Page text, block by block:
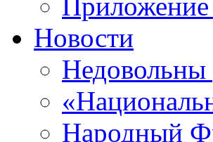
Приложение
Новости
Недовольны
Народный